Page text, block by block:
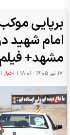
برپایی
امام شهید
مشهد+ فیلم
17 تير 1405 - 18:01 | اخبار